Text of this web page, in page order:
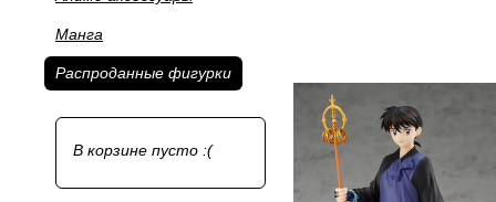
Манга
Распроданные фигурки
В корзине пусто :(